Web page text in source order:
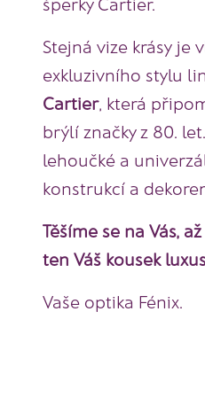
Stejná vize krásy je
exkluzivního stylu
Cartier, která
brýlí značky z 80.
lehoučké a
konstrukcí a
Těšíme se na Vás,
ten Váš kousek
Vaše optika Fénix.